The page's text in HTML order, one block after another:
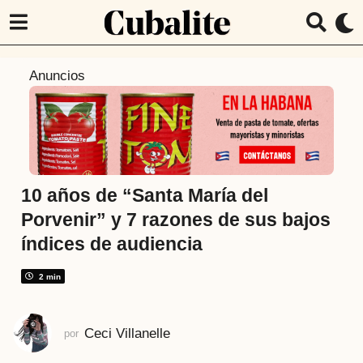
t
r
á
s
4
o
Anuncios
10 años de “Santa María del
Porvenir” y 7 razones de sus bajos
índices de audiencia
2 min
por Ceci Villanelle